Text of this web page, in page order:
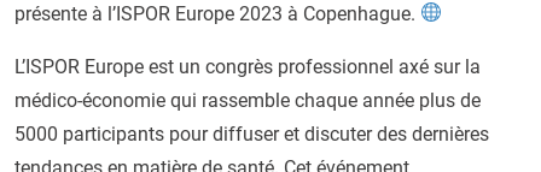
présente à l’ISPOR Europe 2023 à Copenhague.
L’ISPOR Europe est un congrès professionnel axé sur la
médico-économie qui rassemble chaque année plus de
5000 participants pour diffuser et discuter des dernières